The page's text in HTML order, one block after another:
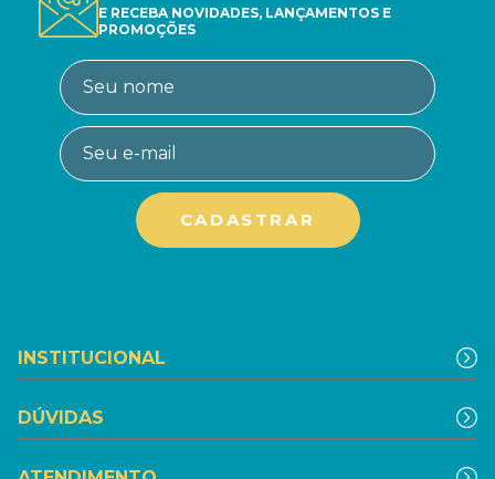
E RECEBA NOVIDADES, LANÇAMENTOS E
PROMOÇÕES
INSTITUCIONAL
DÚVIDAS